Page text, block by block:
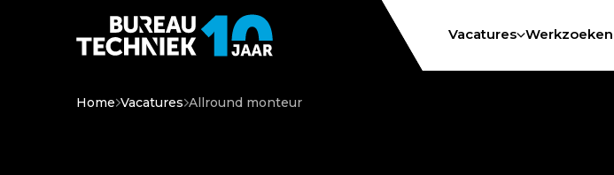
Vacatures
Home Vacatures Allround monteur